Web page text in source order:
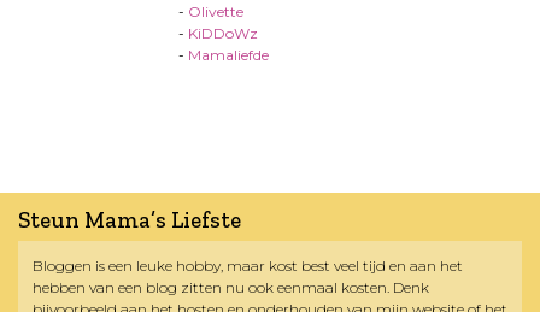
- Olivette
- KiDDoWz
- Mamaliefde
Steun Mama’s Liefste
Bloggen is een leuke hobby, maar kost best veel tijd en aan het
hebben van een blog zitten nu ook eenmaal kosten. Denk